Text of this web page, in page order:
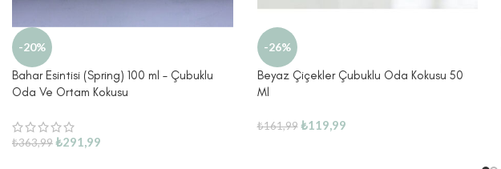
-20%
Bahar Esintisi (Spring) 100 ml – Çubuklu
Oda Ve Ortam Kokusu
₺363,99₺291,99
-26%
Beyaz Çiçekler Çubuklu Oda Kokusu 50
Ml
₺161,99 ₺119,99